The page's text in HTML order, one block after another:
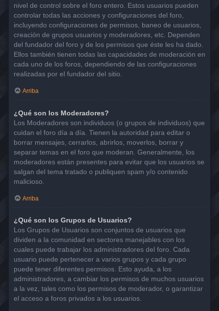
nivel de control sobre el foro entero. Estos usuarios pueden
controlar todas las acciones y configuraciones del foro,
incluyendo configuraciones de permisos, baneo de usuarios,
creación de grupos usuarios y moderadores, etc. Dependen
del fundador del foro y de los permisos que éste les ha dado.
Ellos también tienen todas las capacidades de moderación en
cada uno de los foros, dependiendo de las configuraciones
realizadas por el fundador del sitio.
Arriba
¿Qué son los Moderadores?
Los Moderadores son individuos (o grupos de individuos) que
cuidan el foro día a día. Tienen la autoridad para editar o
borrar mensajes, cerrarlos, abrirlos, moverlos, borrar y
separar temas en el foro que moderan. Generalmente, los
moderadores están presentes para evitar que los usuarios se
salgan del tema tratado o publiquen spam y/o contenido
malicioso.
Arriba
¿Qué son los Grupos de Usuarios?
Los Grupos de Usuarios son conjuntos de usuarios que
dividen a la comunidad en sectores manejables con los
cuales puede trabajar los administradores del foro. Cada
usuario puede pertenecer a varios grupos y cada grupo
puede tener diferentes permisos. Esto ayuda, a los
administradores, a cambiar los permisos de muchos usuarios
a la vez, tales como los permisos de moderador, o garantizar
el acceso a foros privados a los usuarios.